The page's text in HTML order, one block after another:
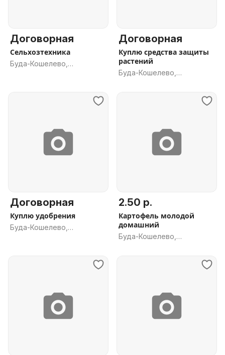
Договорная
Сельхозтехника
Буда-Кошелево,
Договорная
Куплю средства защиты
растений
Буда-Кошелево,
Договорная
Куплю удобрения
Буда-Кошелево,
2.50 р.
Картофель молодой
домашний
Буда-Кошелево,